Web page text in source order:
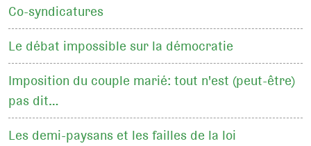
Co-syndicatures
Le débat impossible sur la démocratie
Imposition du couple marié: tout n'est (peut-être)
pas dit…
Les demi-paysans et les failles de la loi